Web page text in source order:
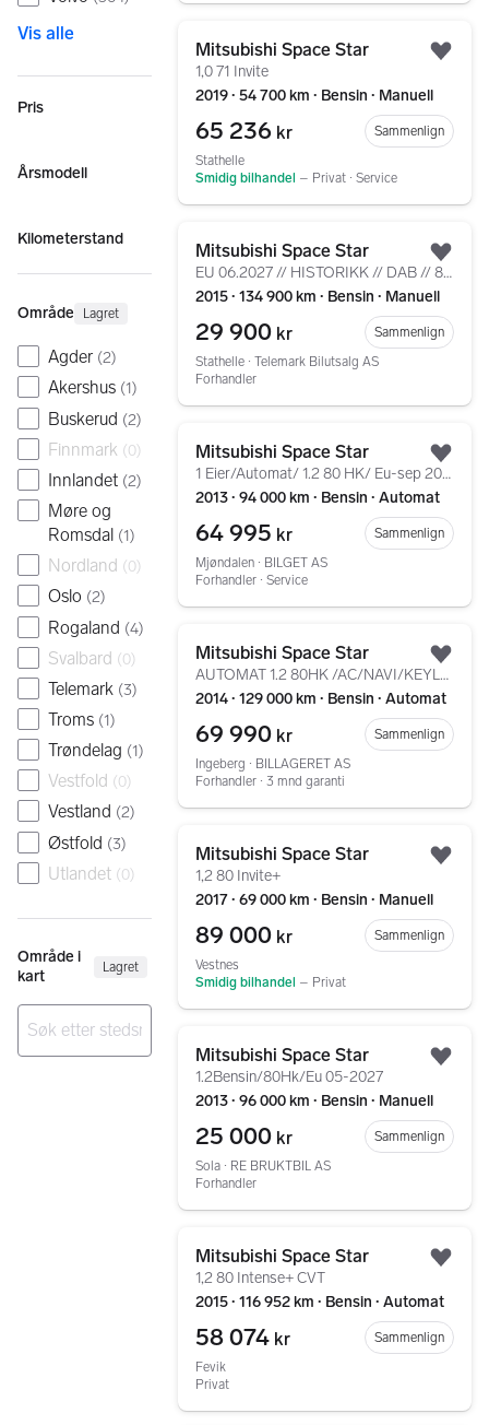
Vis alle
Pris
Årsmodell
Kilometerstand
Område Lagret
Agder (2)
Akershus (1)
Buskerud (2)
Finnmark (0)
Innlandet (2)
Møre og
Romsdal (1)
Nordland (0)
Oslo (2)
Rogaland (4)
Svalbard (0)
Telemark (3)
Troms (1)
Trøndelag (1)
Vestfold (0)
Vestland (2)
Østfold (3)
Utlandet (0)
Område i
kart
Lagret
Mitsubishi Space Star
1,0 71 Invite
2019 ∙ 54 700 km ∙ Bensin ∙ Manuell
65 236 kr
Sammenlign
Stathelle
Smidig bilhandel – Privat ∙ Service
Mitsubishi Space Star
EU 06.2027 // HISTORIKK // DAB // 80 HK // SE PRIS ++
2015 ∙ 134 900 km ∙ Bensin ∙ Manuell
29 900 kr
Sammenlign
Stathelle ∙ Telemark Bilutsalg AS
Forhandler
Mitsubishi Space Star
1 Eier/Automat/ 1.2 80 HK/ Eu-sep 2027/keyless
2013 ∙ 94 000 km ∙ Bensin ∙ Automat
64 995 kr
Sammenlign
Mjøndalen ∙ BILGET AS
Forhandler ∙ Service
Mitsubishi Space Star
AUTOMAT 1.2 80HK /AC/NAVI/KEYLESS/EU OK 2028
2014 ∙ 129 000 km ∙ Bensin ∙ Automat
69 990 kr
Sammenlign
Ingeberg ∙ BILLAGERET AS
Forhandler ∙ 3 mnd garanti
Mitsubishi Space Star
1,2 80 Invite+
2017 ∙ 69 000 km ∙ Bensin ∙ Manuell
89 000 kr
Sammenlign
Vestnes
Smidig bilhandel – Privat
Mitsubishi Space Star
1.2Bensin/80Hk/Eu 05-2027
2013 ∙ 96 000 km ∙ Bensin ∙ Manuell
25 000 kr
Sammenlign
Sola ∙ RE BRUKTBIL AS
Forhandler
Mitsubishi Space Star
1,2 80 Intense+ CVT
2015 ∙ 116 952 km ∙ Bensin ∙ Automat
58 074 kr
Sammenlign
Fevik
Privat